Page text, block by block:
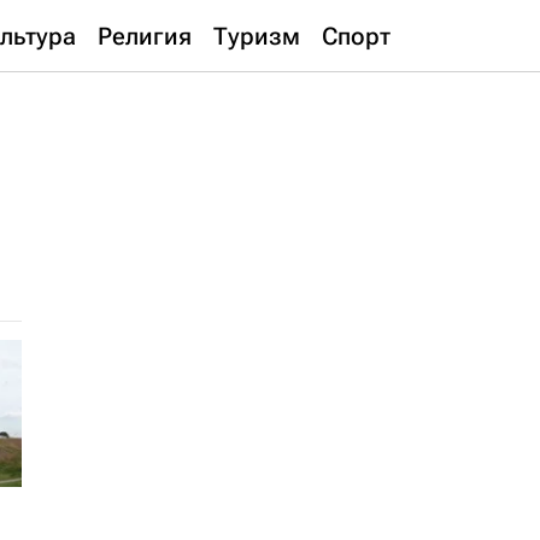
Религия Туризм Спорт